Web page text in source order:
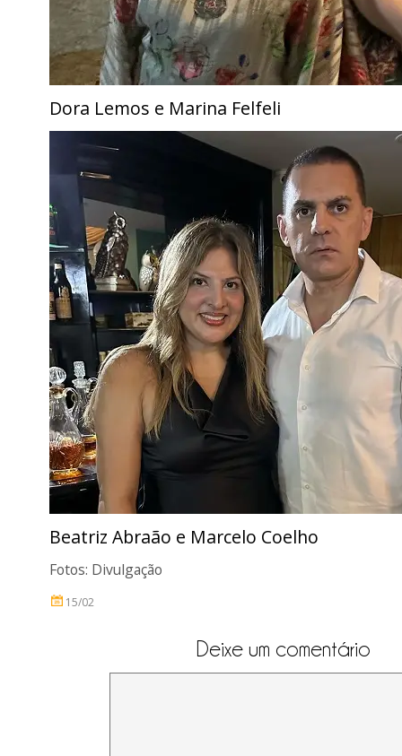
Dora Lemos e Marina Felfeli
Beatriz Abraão e Marcelo Coelho
Fotos: Divulgação
15/02
Deixe um comentário